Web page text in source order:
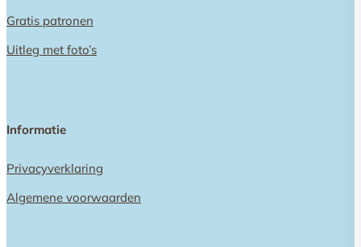
Gratis patronen
Uitleg met foto’s
Informatie
Privacyverklaring
Algemene voorwaarden